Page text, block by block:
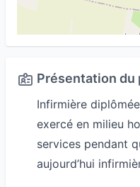
Présentation du
Infirmière diplômée
exercé en milieu
services pendant
aujourd’hui